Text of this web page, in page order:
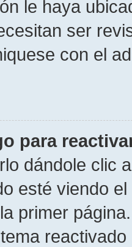
le haya
ser
con el
para
dándole clic
esté viendo
primer